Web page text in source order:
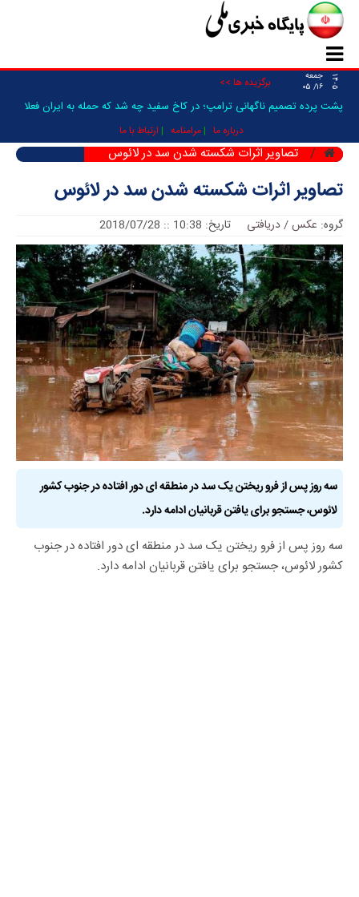
۱۴۰۵
جمعه
۱۶/ ۰۵
برگزیده ها >>
پشت پرده تصمیم ناگهانی ترامپ؛ در کاخ سفید چه شد که حمله به ایران فعلا
متوقف شد؟/ ونس و کین از چه چیز نگرانند؟/ایران می‌داند چه اتفاقی خواهد
افتاد
درباره ما مرامنامه ارتباط با ما
تصاویر اثرات شکسته شدن سد در لائوس
تصاویر اثرات شکسته شدن سد در لائوس
گروه: عکس / دریافتی تاریخ: 10:38 :: 2018/07/28
سه روز پس از فرو ریختن یک سد در منطقه ای دور افتاده در جنوب کشور
لائوس، جستجو برای یافتن قربانیان ادامه دارد.
سه روز پس از فرو ریختن یک سد در منطقه ای دور افتاده در جنوب
کشور لائوس، جستجو برای یافتن قربانیان ادامه دارد.